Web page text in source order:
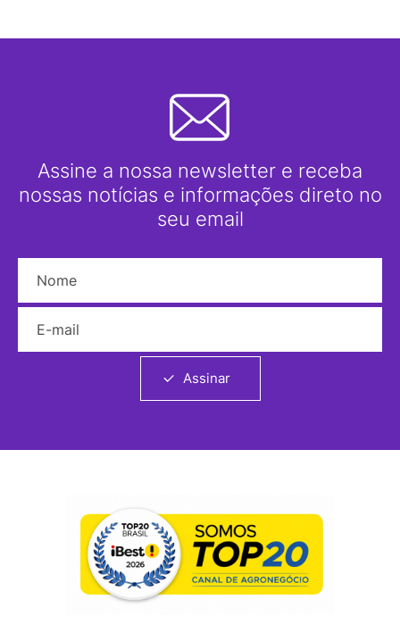
Assine a nossa newsletter e receba
nossas notícias e informações direto no
seu email
Assinar